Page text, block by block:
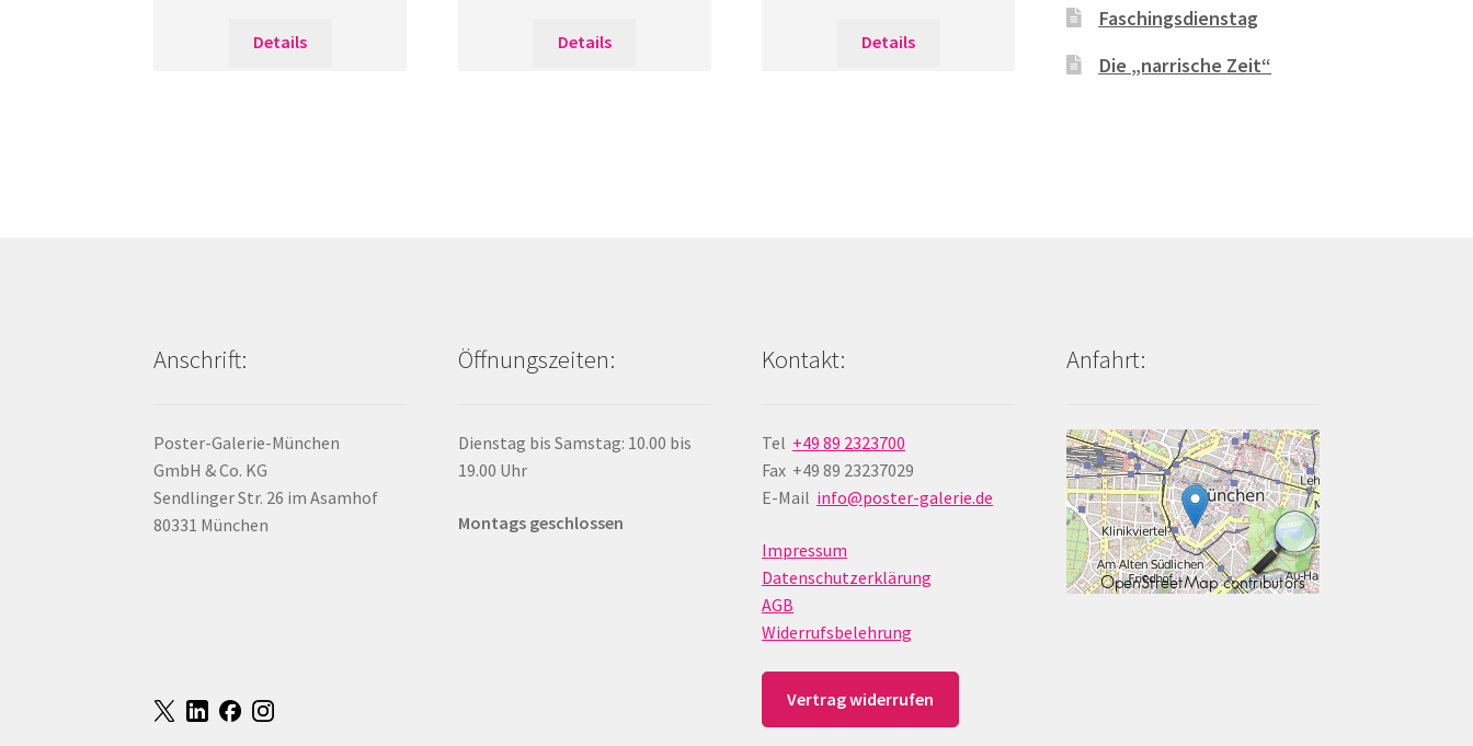
Details Details Details
Faschingsdienstag
Die „narrische Zeit“
Anschrift:
Poster-Galerie-München
GmbH & Co. KG
Sendlinger Str. 26 im Asamhof
80331 München
Öffnungszeiten:
Dienstag bis Samstag: 10.00 bis
19.00 Uhr
Montags geschlossen
Kontakt:
Tel +49 89 2323700
Fax +49 89 23237029
E-Mail info@poster-galerie.de
Impressum
Datenschutzerklärung
AGB
Widerrufsbelehrung
Vertrag widerrufen
Anfahrt: